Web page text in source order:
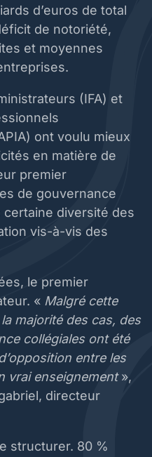
d’euros de total
de notoriété,
et moyennes
(IFA) et
ont voulu mieux
en matière de
premier
de gouvernance
certaine diversité des
vis-à-vis des
le premier
« Malgré cette
majorité des cas, des
collégiales ont été
entre les
vrai enseignement»,
directeur
structurer. 80 %